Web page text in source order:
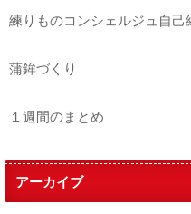
練りものコンシェルジュ自己
蒲鉾づくり
１週間のまとめ
アーカイブ